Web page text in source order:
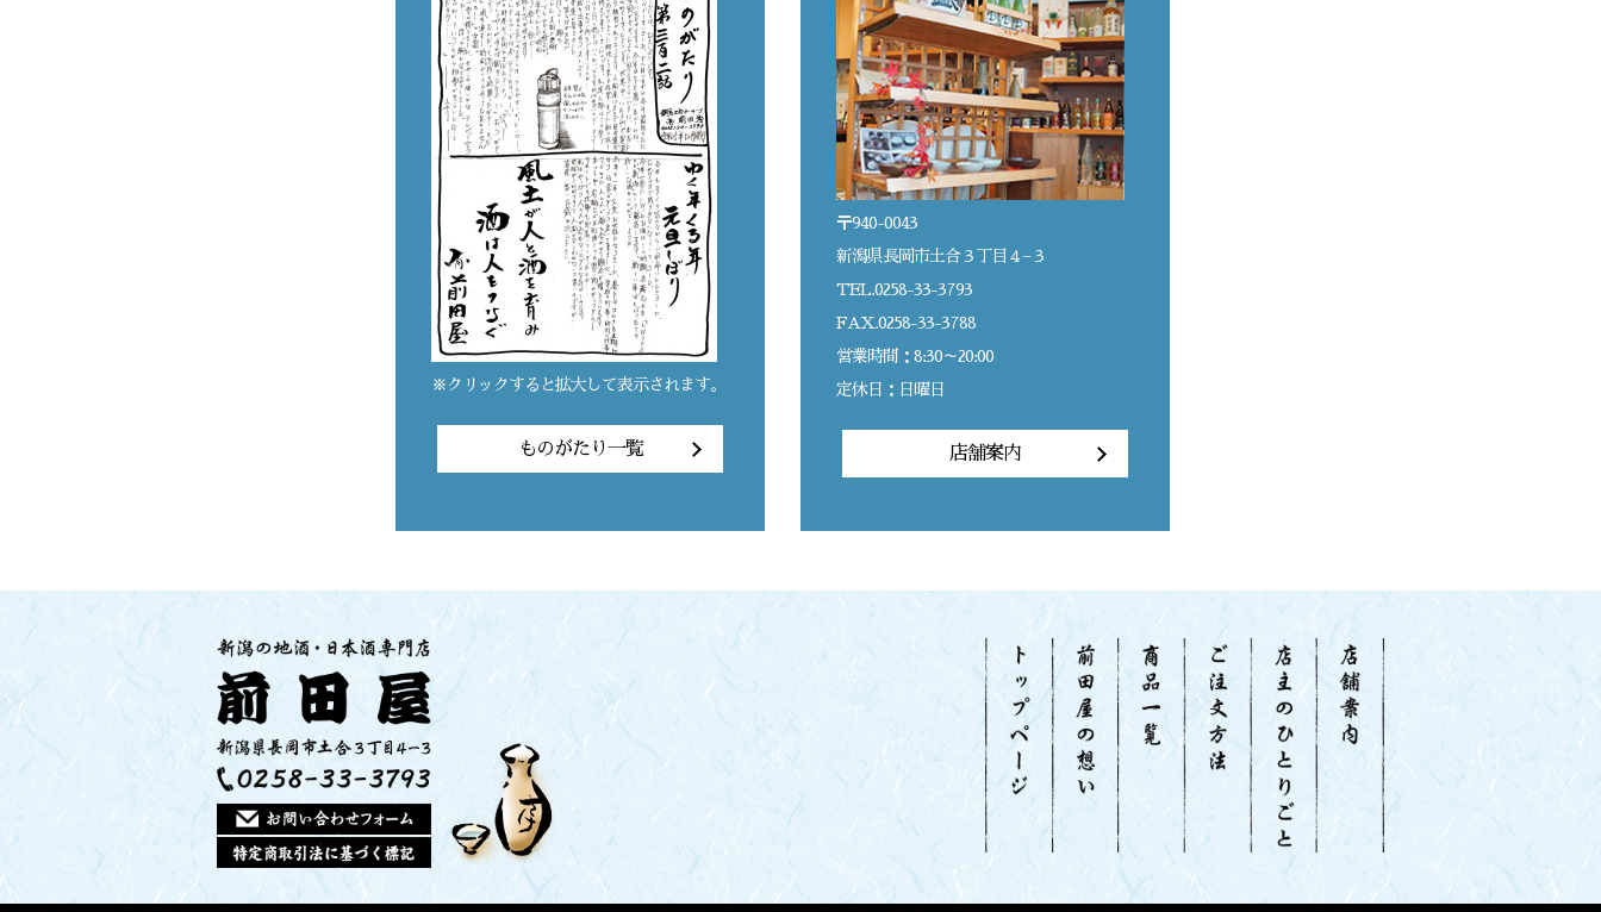
※クリックすると拡大して表示されます。
ものがたり一覧
〒940-0043
新潟県長岡市土合３丁目４−３
TEL.0258-33-3793
FAX.0258-33-3788
営業時間：8:30～20:00
定休日：日曜日
店舗案内